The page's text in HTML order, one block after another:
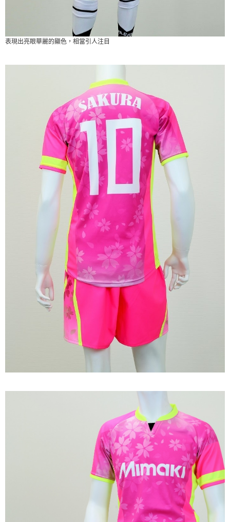
表現出亮眼華麗的顯色，相當引人注目